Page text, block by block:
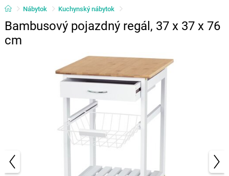
Nábytok Kuchynský nábytok
Bambusový pojazdný regál, 37 x 37 x 76
cm